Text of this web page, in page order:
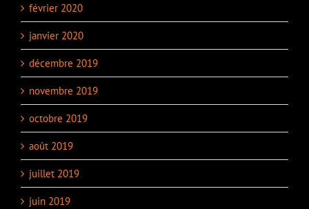
février 2020
janvier 2020
décembre 2019
novembre 2019
octobre 2019
août 2019
juillet 2019
juin 2019